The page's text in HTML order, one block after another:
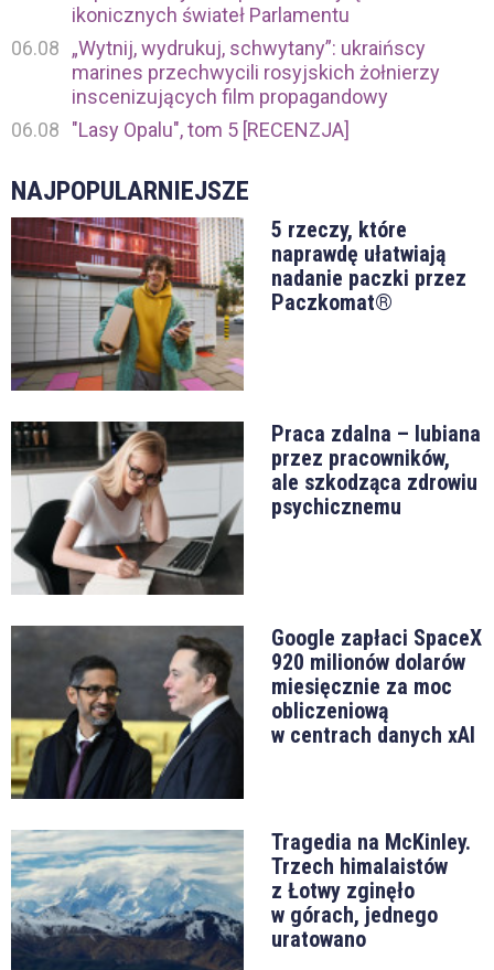
ikonicznych świateł Parlamentu
06.08
„Wytnij, wydrukuj, schwytany”: ukraińscy
marines przechwycili rosyjskich żołnierzy
inscenizujących film propagandowy
06.08
"Lasy Opalu", tom 5 [RECENZJA]
NAJPOPULARNIEJSZE
5 rzeczy, które
naprawdę ułatwiają
nadanie paczki przez
Paczkomat®
Praca zdalna – lubiana
przez pracowników,
ale szkodząca zdrowiu
psychicznemu
Google zapłaci SpaceX
920 milionów dolarów
miesięcznie za moc
obliczeniową
w centrach danych xAI
Tragedia na McKinley.
Trzech himalaistów
z Łotwy zginęło
w górach, jednego
uratowano